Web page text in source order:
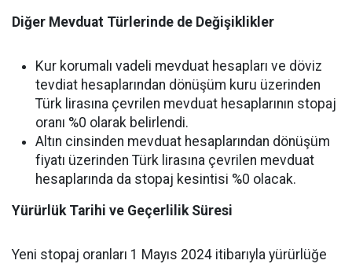
Diğer Mevduat Türlerinde de Değişiklikler
Kur korumalı vadeli mevduat hesapları ve döviz
tevdiat hesaplarından dönüşüm kuru üzerinden
Türk lirasına çevrilen mevduat hesaplarının stopaj
oranı %0 olarak belirlendi.
Altın cinsinden mevduat hesaplarından dönüşüm
fiyatı üzerinden Türk lirasına çevrilen mevduat
hesaplarında da stopaj kesintisi %0 olacak.
Yürürlük Tarihi ve Geçerlilik Süresi
Yeni stopaj oranları 1 Mayıs 2024 itibarıyla yürürlüğe